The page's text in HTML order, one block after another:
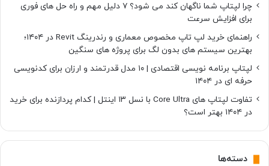
چرا لپتاپ شما ناگهان کند می شود؟ ۷ دلیل مهم و راه حل های فوری
برای افزایش سرعت
راهنمای خرید لپ تاپ مخصوص معماری و رندرینگ Revit در ۱۴۰۴؛
بهترین سیستم های بدون لگ برای پروژه های سنگین
لپتاپ برنامه نویسی اقتصادی | ۱۰ مدل قدرتمند و ارزان برای کدنویسی
حرفه ای در ۱۴۰۴
تفاوت لپتاپ های Core Ultra با نسل ۱۳ اینتل | کدام پردازنده برای خرید
در ۱۴۰۴ بهتر است؟
دسته‌ها